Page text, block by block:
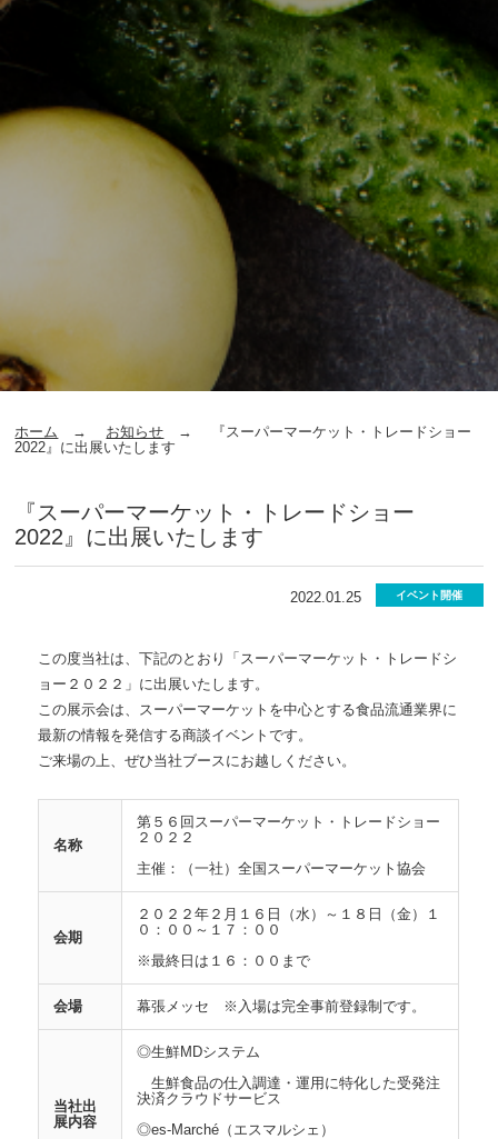
ホーム お知らせ
『スーパーマーケット・トレードショー
2022』に出展いたします
『スーパーマーケット・トレードショー
2022』に出展いたします
2022.01.25 イベント開催
この度当社は、下記のとおり「スーパーマーケット・トレードシ
ョー２０２２」に出展いたします。
この展示会は、スーパーマーケットを中心とする食品流通業界に
最新の情報を発信する商談イベントです。
ご来場の上、ぜひ当社ブースにお越しください。
名称
第５６回スーパーマーケット・トレードショー
２０２２
主催：（一社）全国スーパーマーケット協会
会期
２０２２年２月１６日（水）～１８日（金）１
０：００～１７：００
※最終日は１６：００まで
会場 幕張メッセ ※入場は完全事前登録制です。
当社出
展内容
◎生鮮MDシステム
生鮮食品の仕入調達・運用に特化した受発注
決済クラウドサービス
◎es-Marché（エスマルシェ）